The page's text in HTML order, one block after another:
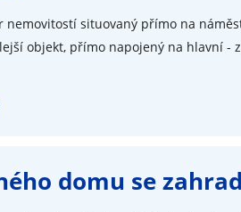
situovaný přímo na
objekt, přímo napojený na hlavní -
domu se